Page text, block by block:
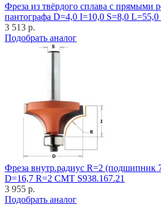
Фреза из твёрдого сплава с прямыми
пантографа D=4,0 I=10,0 S=8,0 L=55,0
3 513 р.
Подобрать аналог
Фреза внутр.радиус R=2 (подшипник
D=16,7 R=2 CMT S938.167.21
3 955 р.
Подобрать аналог